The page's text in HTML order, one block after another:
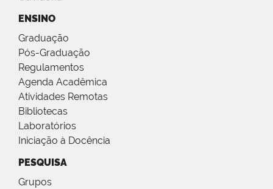
ENSINO
Graduação
Pós-Graduação
Regulamentos
Agenda Acadêmica
Atividades Remotas
Bibliotecas
Laboratórios
Iniciação à Docência
PESQUISA
Grupos